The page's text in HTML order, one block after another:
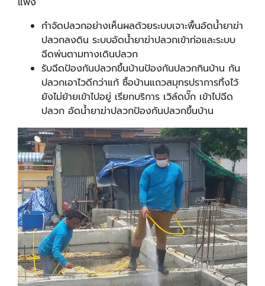
กำจัดปลวกอย่างเห็นผลด้วยระบบเจาะพื้นอัดน้ำยาฆ่า
ปลวกลงดิน ระบบอัดน้ำยาฆ่าปลวกเข้าท่อและระบบ
ฉีดพ่นตามทางเดินปลวก
รับฉีดป้องกันปลวกขึ้นบ้านป้องกันปลวกกินบ้าน กัน
ปลวกเอาไวดีกว่าแก้ ซื้อบ้านแถวสมุทรปราการทิ้งไว้
ยังไม่ย้ายเข้าไปอยู่ เรียกบริการ เวิล์ดบั๊ก เข้าไปฉีด
ปลวก อัดน้ำยาฆ่าปลวกป้องกันปลวกขึ้นบ้าน